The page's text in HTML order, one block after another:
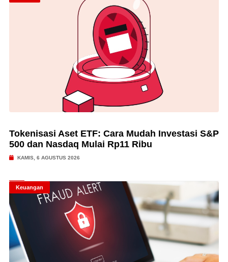
Tokenisasi Aset ETF: Cara Mudah Investasi S&P
500 dan Nasdaq Mulai Rp11 Ribu
KAMIS, 6 AGUSTUS 2026
Keuangan